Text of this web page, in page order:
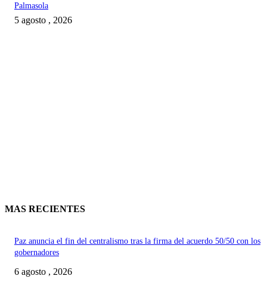
Palmasola
5 agosto , 2026
MAS RECIENTES
Paz anuncia el fin del centralismo tras la firma del acuerdo 50/50 con los
gobernadores
6 agosto , 2026